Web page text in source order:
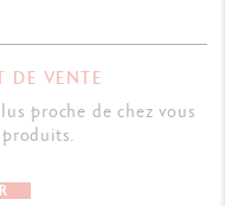
DE VENTE
proche de chez vous